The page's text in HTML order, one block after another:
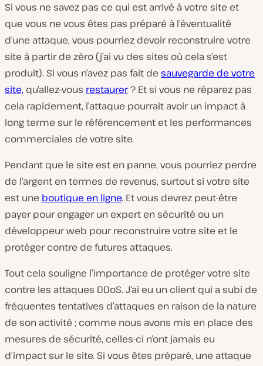
Si vous ne savez pas ce qui est arrivé à votre site et
que vous ne vous êtes pas préparé à l’éventualité
d’une attaque, vous pourriez devoir reconstruire votre
site à partir de zéro (j’ai vu des sites où cela s’est
produit). Si vous n’avez pas fait de sauvegarde de votre
site, qu’allez-vous restaurer? Et si vous ne réparez pas
cela rapidement, l’attaque pourrait avoir un impact à
long terme sur le référencement et les performances
commerciales de votre site.
Pendant que le site est en panne, vous pourriez perdre
de l’argent en termes de revenus, surtout si votre site
est une boutique en ligne. Et vous devrez peut-être
payer pour engager un expert en sécurité ou un
développeur web pour reconstruire votre site et le
protéger contre de futures attaques.
Tout cela souligne l’importance de protéger votre site
contre les attaques DDoS. J’ai eu un client qui a subi de
fréquentes tentatives d’attaques en raison de la nature
de son activité ; comme nous avons mis en place des
mesures de sécurité, celles-ci n’ont jamais eu
d’impact sur le site. Si vous êtes préparé, une attaque